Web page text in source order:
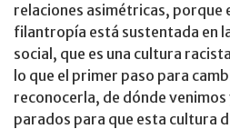
relaciones asimétricas, porque
filantropía está sustentada en
social, que es una cultura
lo que el primer paso para
reconocerla, de dónde
parados para que esta cultura